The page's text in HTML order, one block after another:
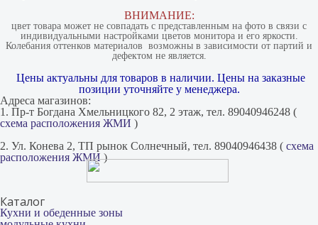
ВНИМАНИЕ:
цвет товара может не совпадать с представленным на фото в связи с
индивидуальными настройками цветов монитора и его яркости.
Колебания оттенков материалов​ ​ возможны в зависимости от партий и
дефектом не является.
Цены актуальны для товаров в наличии. Цены на заказные
позиции уточняйте у менеджера.
Адреса магазинов:
1. Пр-т Богдана Хмельницкого 82, 2 этаж, тел. 89040946248 (
схема расположения ЖМИ )
2. Ул. Конева 2, ТП рынок Солнечный, тел. 89040946438 ( схема
расположения ЖМИ)
Каталог
Кухни и обеденные зоны